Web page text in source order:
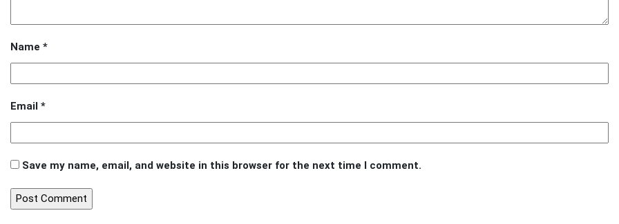
Name *
Email *
Save my name, email, and website in this browser for the next time I comment.